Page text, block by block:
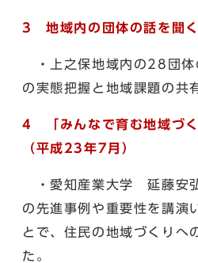
3 地域内の団体の話を聞く
・上之保地域内の28団体
の実態把握と地域課題の共
4 「みんなで育む地域づ
（平成23年7月）
・愛知産業大学 延藤安
の先進事例や重要性を講演
とで、住民の地域づくりへ
た。